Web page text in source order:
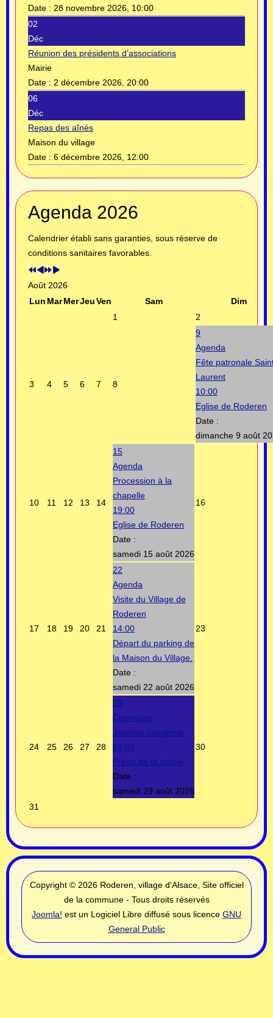
Date : 28 novembre 2026, 10:00
02
Déc
Réunion des présidents d’associations
Mairie
Date : 2 décembre 2026, 20:00
06
Déc
Repas des aînés
Maison du village
Date : 6 décembre 2026, 12:00
Agenda 2026
Calendrier établi sans garanties, sous réserve de
conditions sanitaires favorables.
Année
précédente
précédent
suivante
suivant
Août 2026
Lun MarMerJeuVen Sam
Dim
1
2
3 4 5 6 7 8
9
Agenda
Fête patronale
Laurent
10:00
Eglise de Roderen
Date :
dimanche 9 août
10 11 12 13 14
15
Agenda
Procession à la
chapelle
19:00
Eglise de Roderen
Date :
samedi 15 août 2026
16
17 18 19 20 21
22
Agenda
Visite du Village de
Roderen
14:00
Départ du parking de
la Maison du Village.
Date :
samedi 22 août 2026
23
24 25 26 27 28
29
Commune
Journée citoyenne
08:00
Préau de la mairie
Date :
samedi 29 août 2026
30
31
Copyright © 2026 Roderen, village d'Alsace, Site officiel
de la commune - Tous droits réservés
Joomla! est un Logiciel Libre diffusé sous licence GNU
General Public